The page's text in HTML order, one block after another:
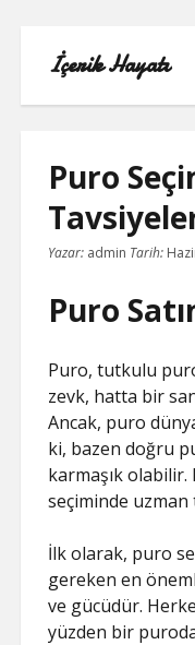
İçerik Hayatı
FACEBOOK
TUMBLR
Puro
Yazar: admin Tarih:
Puro
Puro, tutkulu
zevk, hatta bir
Ancak, puro
ki, bazen doğru
karmaşık
seçiminde uzman
İlk olarak, puro
gereken en
ve gücüdür.
yüzden bir